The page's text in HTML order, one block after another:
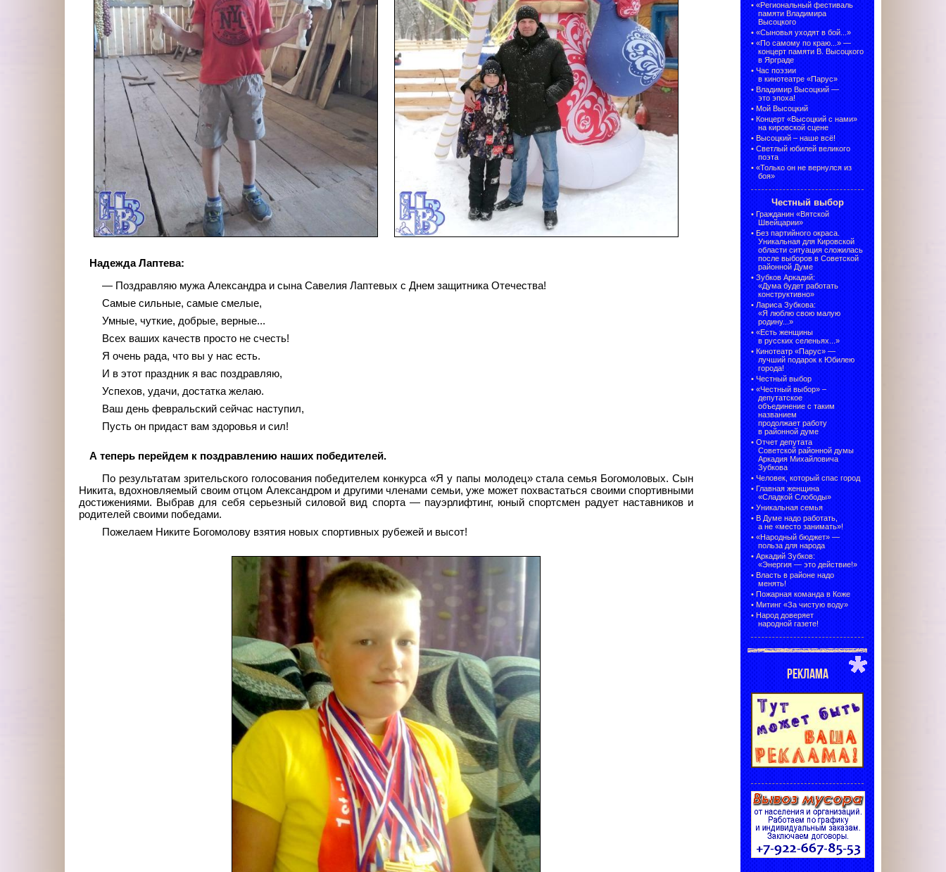
Надежда Лаптева:
— Поздравляю мужа Александра и сына Савелия Лаптевых с Днем защитника Отечества!
Самые сильные, самые смелые,
Умные, чуткие, добрые, верные...
Всех ваших качеств просто не счесть!
Я очень рада, что вы у нас есть.
И в этот праздник я вас поздравляю,
Успехов, удачи, достатка желаю.
Ваш день февральский сейчас наступил,
Пусть он придаст вам здоровья и сил!
А теперь перейдем к поздравлению наших победителей.
По результатам зрительского голосования победителем конкурса «Я у папы молодец» стала семья Богомоловых. Сын
Никита, вдохновляемый своим отцом Александром и другими членами семьи, уже может похвастаться своими спортивными
достижениями. Выбрав для себя серьезный силовой вид спорта — пауэрлифтинг, юный спортсмен радует наставников и
родителей своими победами.
Пожелаем Никите Богомолову взятия новых спортивных рубежей и высот!
• «Региональный фестиваль
памяти Владимира
Высоцкого
• «Сыновья уходят в бой...»
• «По самому по краю...» —
концерт памяти В. Высоцкого
в Ярграде
• Час поэзии
в кинотеатре «Парус»
• Владимир Высоцкий —
это эпоха!
• Мой Высоцкий
• Концерт «Высоцкий с нами»
на кировской сцене
• Высоцкий – наше всё!
• Светлый юбилей великого
поэта
• «Только он не вернулся из
боя»
Честный выбор
• Гражданин «Вятской
Швейцарии»
• Без партийного окраса.
Уникальная для Кировской
области ситуация сложилась
после выборов в Советской
районной Думе
• Зубков Аркадий:
«Дума будет работать
конструктивно»
• Лариса Зубкова:
«Я люблю свою малую
родину...»
• «Есть женщины
в русских селеньях...»
• Кинотеатр «Парус» —
лучший подарок к Юбилею
города!
• Честный выбор
• «Честный выбор» –
депутатское
объединение с таким
названием
продолжает работу
в районной думе
• Отчет депутата
Советской районной думы
Аркадия Михайловича
Зубкова
• Человек, который спас город
• Главная женщина
«Сладкой Слободы»
• Уникальная семья
• В Думе надо работать,
а не «место занимать»!
• «Народный бюджет» —
польза для народа
• Аркадий Зубков:
«Энергия — это действие!»
• Власть в районе надо
менять!
• Пожарная команда в Коже
• Митинг «За чистую воду»
• Народ доверяет
народной газете!
РЕКЛАМА